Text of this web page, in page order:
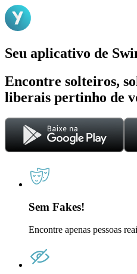
Seu aplicativo de
Encontre solteiros,
liberais pertinho de
Sem Fakes!
Encontre apenas pessoas